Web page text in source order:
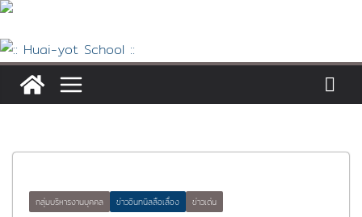
Skip
content
กลุ่มบริหารงานบุคคล ข่าวอินทนิลลือเลื่อง ข่าวเด่น